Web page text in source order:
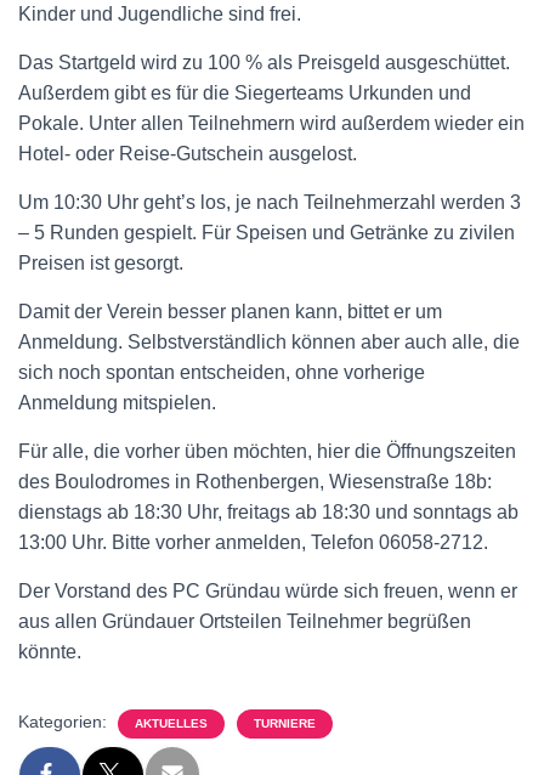
Kinder und Jugendliche sind frei.
Das Startgeld wird zu 100 % als Preisgeld ausgeschüttet.
Außerdem gibt es für die Siegerteams Urkunden und
Pokale. Unter allen Teilnehmern wird außerdem wieder ein
Hotel- oder Reise-Gutschein ausgelost.
Um 10:30 Uhr geht’s los, je nach Teilnehmerzahl werden 3
– 5 Runden gespielt. Für Speisen und Getränke zu zivilen
Preisen ist gesorgt.
Damit der Verein besser planen kann, bittet er um
Anmeldung. Selbstverständlich können aber auch alle, die
sich noch spontan entscheiden, ohne vorherige
Anmeldung mitspielen.
Für alle, die vorher üben möchten, hier die Öffnungszeiten
des Boulodromes in Rothenbergen, Wiesenstraße 18b:
dienstags ab 18:30 Uhr, freitags ab 18:30 und sonntags ab
13:00 Uhr. Bitte vorher anmelden, Telefon 06058-2712.
Der Vorstand des PC Gründau würde sich freuen, wenn er
aus allen Gründauer Ortsteilen Teilnehmer begrüßen
könnte.
Kategorien: AKTUELLES TURNIERE